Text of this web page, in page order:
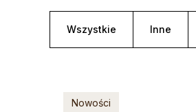
Wszystkie Inne
Nowości